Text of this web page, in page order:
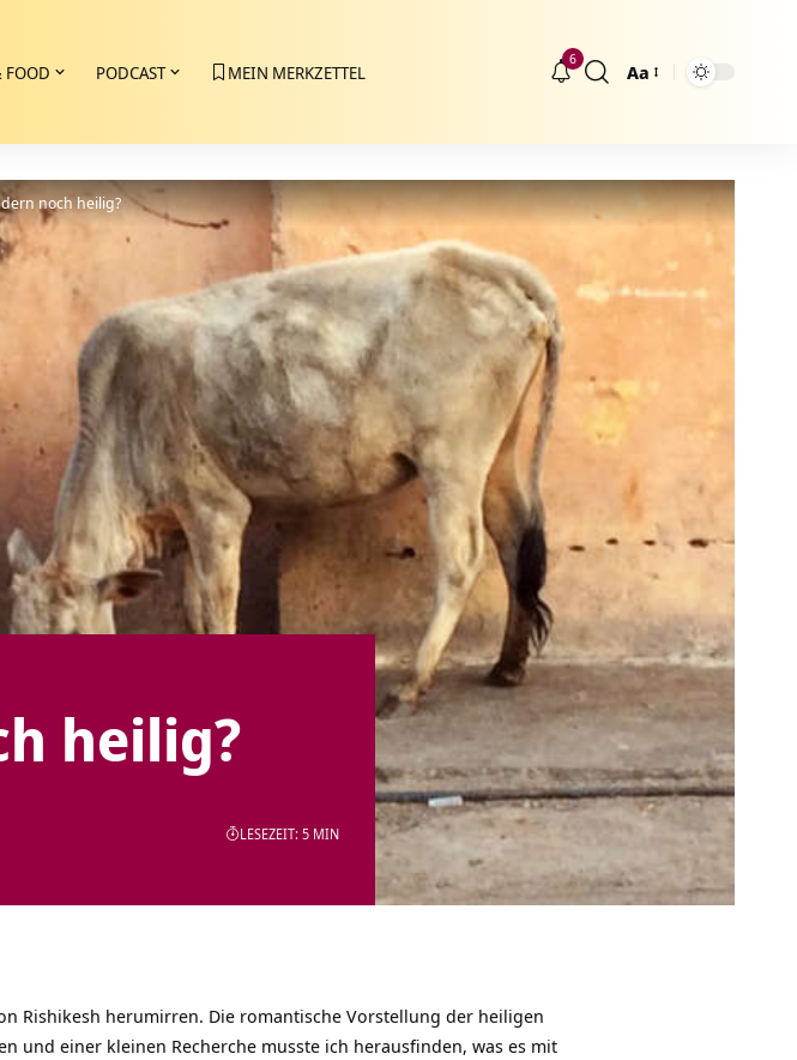
FOOD PODCAST MEIN MERKZETTEL
6
Größenänderung
Aa
noch heilig?
heilig?
LESEZEIT: 5 MIN
Rishikesh herumirren. Die romantische Vorstellung der heiligen
und einer kleinen Recherche musste ich herausfinden, was es mit